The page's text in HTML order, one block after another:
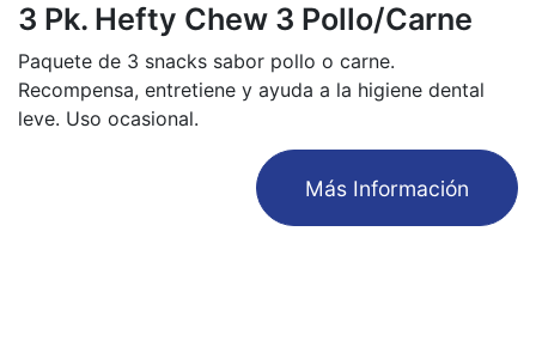
3 Pk. Hefty Chew 3 Pollo/Carne
Paquete de 3 snacks sabor pollo o carne.
Recompensa, entretiene y ayuda a la higiene dental
leve. Uso ocasional.
​Más Información